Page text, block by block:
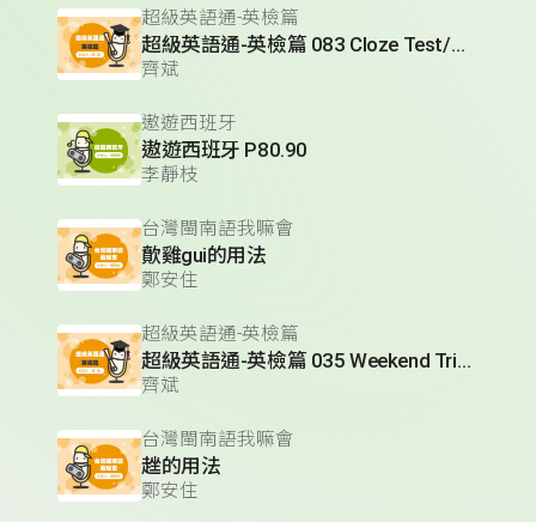
超級英語通-英檢篇
超級英語通-英檢篇 083 Cloze Test/段落填空-13
齊斌
遨遊西班牙
遨遊西班牙 P80.90
李靜枝
台灣閩南語我嘛會
歕雞gui的用法
鄭安住
超級英語通-英檢篇
超級英語通-英檢篇 035 Weekend Trip- 週末旅遊
齊斌
台灣閩南語我嘛會
趖的用法
鄭安住